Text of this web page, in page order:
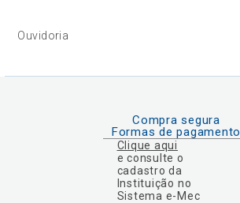
Ouvidoria
Compra segura
Formas de pagamento
Clique aqui
e consulte o
cadastro da
Instituição no
Sistema e-Mec